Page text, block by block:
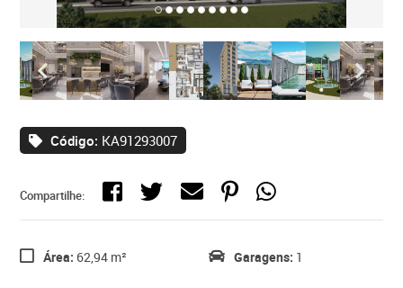
Código: KA91293007
Compartilhe:
Área: 62,94 m² Garagens: 1